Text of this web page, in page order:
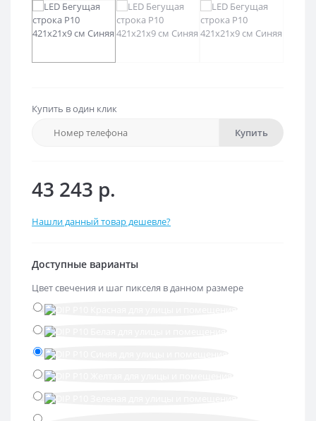
Купить в один клик
Купить
43 243 р.
Нашли данный товар дешевле?
Доступные варианты
Цвет свечения и шаг пикселя в данном размере